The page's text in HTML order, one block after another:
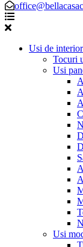
Usi de interior
Tocuri
Usi
Usi